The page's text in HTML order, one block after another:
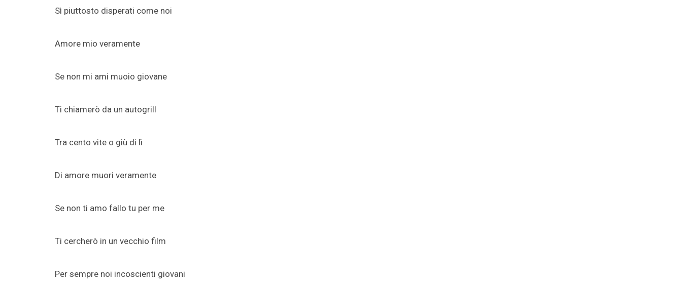
Sì piuttosto disperati come noi
Amore mio veramente
Se non mi ami muoio giovane
Ti chiamerò da un autogrill
Tra cento vite o giù di lì
Di amore muori veramente
Se non ti amo fallo tu per me
Ti cercherò in un vecchio film
Per sempre noi incoscienti giovani